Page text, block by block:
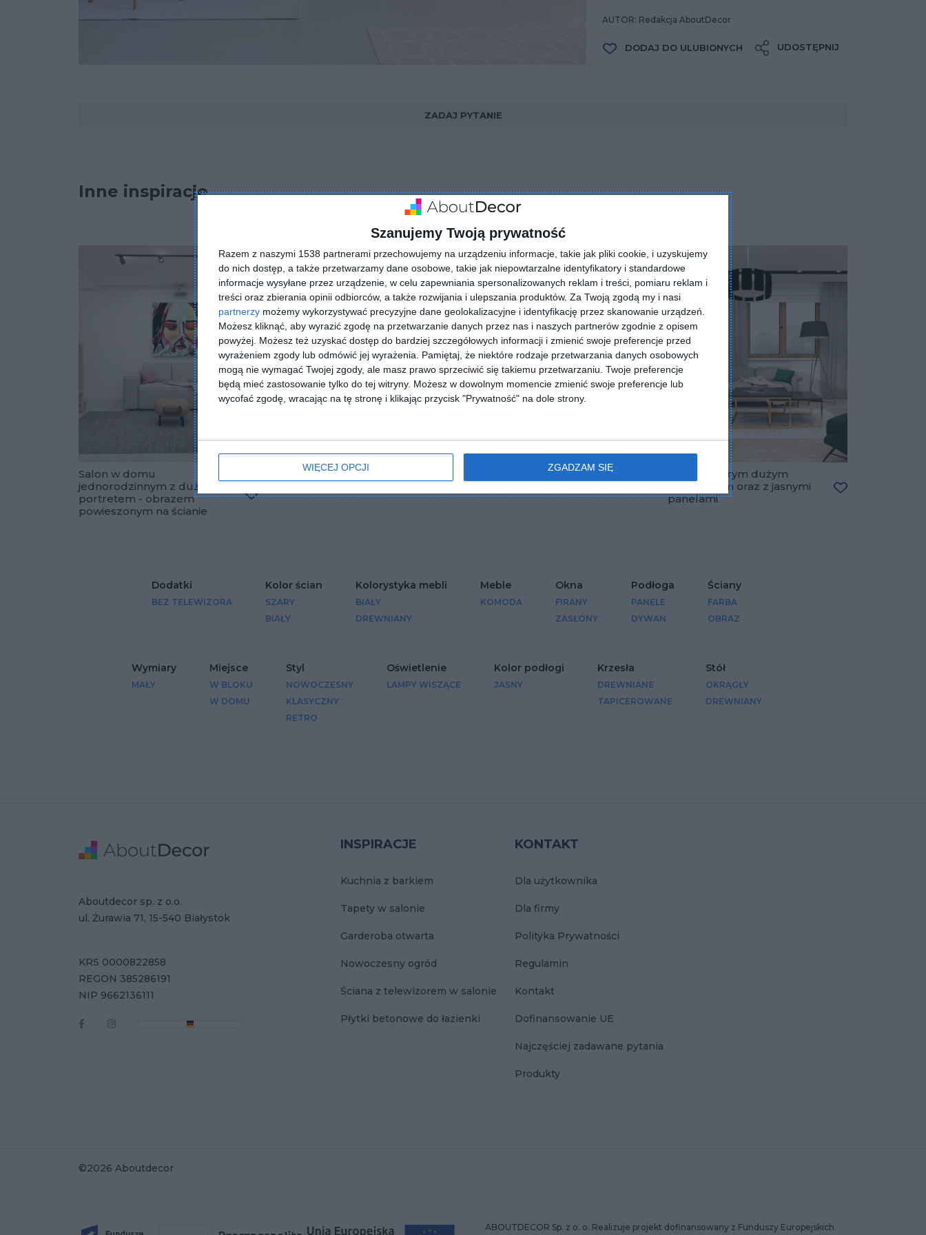
Szanujemy Twoją prywatność
Razem z naszymi 1538 partnerami przechowujemy na urządzeniu informacje, takie jak pliki cookie, i uzyskujemy
do nich dostęp, a także przetwarzamy dane osobowe, takie jak niepowtarzalne identyfikatory i standardowe
informacje wysyłane przez urządzenie, w celu zapewniania spersonalizowanych reklam i treści, pomiaru reklam i
treści oraz zbierania opinii odbiorców, a także rozwijania i ulepszania produktów. Za Twoją zgodą my i nasi
partnerzy możemy wykorzystywać precyzyjne dane geolokalizacyjne i identyfikację przez skanowanie urządzeń.
Możesz kliknąć, aby wyrazić zgodę na przetwarzanie danych przez nas i naszych partnerów zgodnie z opisem
powyżej. Możesz też uzyskać dostęp do bardziej szczegółowych informacji i zmienić swoje preferencje przed
wyrażeniem zgody lub odmówić jej wyrażenia.
Pamiętaj, że niektóre rodzaje przetwarzania danych osobowych
mogą nie wymagać Twojej zgody, ale masz prawo sprzeciwić się takiemu przetwarzaniu. Twoje preferencje
będą mieć zastosowanie tylko do tej witryny. Możesz w dowolnym momencie zmienić swoje preferencje lub
wycofać zgodę, wracając na tę stronę i klikając przycisk "Prywatność" na dole strony.
WIĘCEJ OPCJI ZGADZAM SIĘ
AUTOR: Redakcja AboutDecor
DODAJ DO ULUBIONYCH UDOSTĘPNIJ
ZADAJ PYTANIE
Inne inspiracje
Salon w domu
jednorodzinnym z dużym
portretem - obrazem
powieszonym na ścianie
Salon z jadalnią i modnym
Dodaj do ulubionych
Salon z jadalnią i czerwoną
Dodaj do ulubionych
Salon z szarym dużym
narożnikiem oraz z jasnymi
panelami
Dodatki
BEZ TELEWIZORA
Kolor ścian
SZARY
BIAŁY
Kolorystyka mebli
BIAŁY
DREWNIANY
Meble
KOMODA
Okna
FIRANY
ZASŁONY
Podłoga
PANELE
DYWAN
Ściany
FARBA
OBRAZ
Wymiary
MAŁY
Miejsce
W BLOKU
W DOMU
Styl
NOWOCZESNY
KLASYCZNY
RETRO
Oświetlenie
LAMPY WISZĄCE
Kolor podłogi
JASNY
Krzesła
DREWNIANE
TAPICEROWANE
Stół
OKRĄGŁY
DREWNIANY
INSPIRACJE
Kuchnia z barkiem
Tapety w salonie
Garderoba otwarta
Nowoczesny ogród
Ściana z telewizorem w salonie
Płytki betonowe do łazienki
KONTAKT
Dla użytkownika
Dla firmy
Polityka Prywatności
Regulamin
Kontakt
Dofinansowanie UE
Najczęściej zadawane pytania
Produkty
Adres
Aboutdecor sp. z o.o.
ul. Żurawia 71, 15-540 Białystok
Dane Firmy
KRS 0000822858
REGON 385286191
NIP 9662136111
©2026 Aboutdecor
ABOUTDECOR Sp. z o. o. Realizuje projekt dofinansowany z Funduszy Europejskich